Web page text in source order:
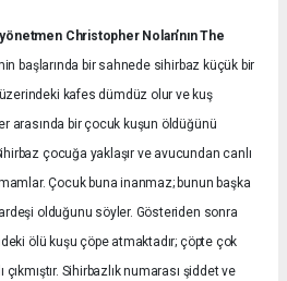
Christopher Nolan’nın The
başlarında bir sahnede sihirbaz küçük bir
kafes dümdüz olur ve kuş
arasında bir çocuk kuşun öldüğünü
çocuğa yaklaşır ve avucundan canlı
Çocuk buna inanmaz; bunun başka
olduğunu söyler. Gösteriden sonra
ölü kuşu çöpe atmaktadır; çöpte çok
Sihirbazlık numarası şiddet ve